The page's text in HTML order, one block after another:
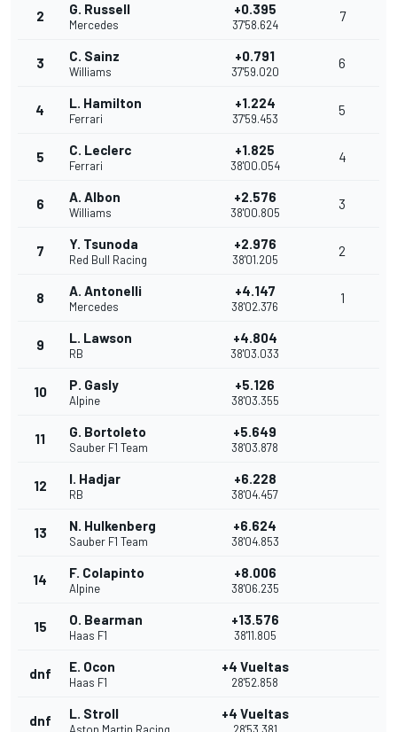
2 G. Russell
Mercedes
+0.395
37'58.624
7
3 C. Sainz
Williams
+0.791
37'59.020
6
4 L. Hamilton
Ferrari
+1.224
37'59.453
5
5 C. Leclerc
Ferrari
+1.825
38'00.054
4
6 A. Albon
Williams
+2.576
38'00.805
3
7 Y. Tsunoda
Red Bull Racing
+2.976
38'01.205
2
8 A. Antonelli
Mercedes
+4.147
38'02.376
1
9 L. Lawson
RB
+4.804
38'03.033
10 P. Gasly
Alpine
+5.126
38'03.355
11 G. Bortoleto
Sauber F1 Team
+5.649
38'03.878
12 I. Hadjar
RB
+6.228
38'04.457
13 N. Hulkenberg
Sauber F1 Team
+6.624
38'04.853
14 F. Colapinto
Alpine
+8.006
38'06.235
15 O. Bearman
Haas F1
+13.576
38'11.805
dnf E. Ocon
Haas F1
+4 Vueltas
28'52.858
dnf L. Stroll +4 Vueltas